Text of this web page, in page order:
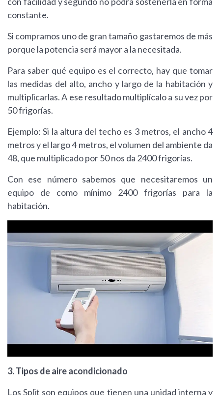
constante.
Si compramos uno de gran tamaño gastaremos de más
porque la potencia será mayor a la necesitada.
Para saber qué equipo es el correcto, hay que tomar
las medidas del alto, ancho y largo de la habitación y
multiplicarlas. A ese resultado multiplícalo a su vez por
50 frigorías.
Ejemplo: Si la altura del techo es 3 metros, el ancho 4
metros y el largo 4 metros, el volumen del ambiente da
48, que multiplicado por 50 nos da 2400 frigorías.
Con ese número sabemos que necesitaremos un
equipo de como mínimo 2400 frigorías para la
habitación.
3. Tipos de aire acondicionado
Los Split son equipos que tienen una unidad interna y